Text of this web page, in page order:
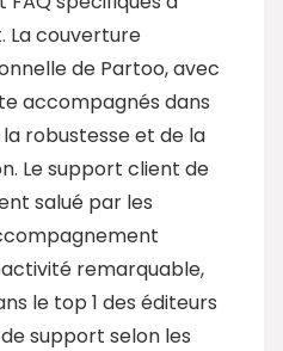
La couverture
de Partoo, avec
accompagnés dans
robustesse et de la
Le support client de
salué par les
remarquable,
le top 1 des éditeurs
support selon les